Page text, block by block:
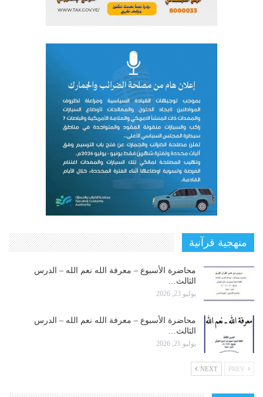
منهجية قرآنية
محاضرة الأسبوع – معرفة الله نعم الله – الدرس
الثالث…
يوليو 23, 2026
محاضرة الأسبوع – معرفة الله نعم الله – الدرس
الثالث…
يوليو 21, 2026
NEXT